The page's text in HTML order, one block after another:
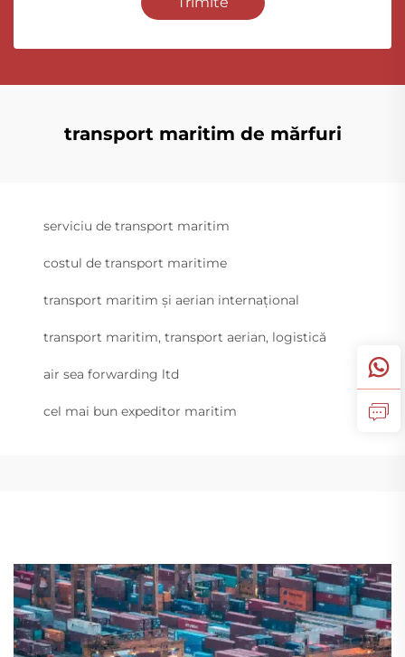
transport maritim de mărfuri
serviciu de transport maritim
costul de transport maritime
transport maritim și aerian internațional
transport maritim, transport aerian, logistică
air sea forwarding ltd
cel mai bun expeditor maritim